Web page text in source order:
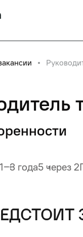
1‒3 года5 через 2